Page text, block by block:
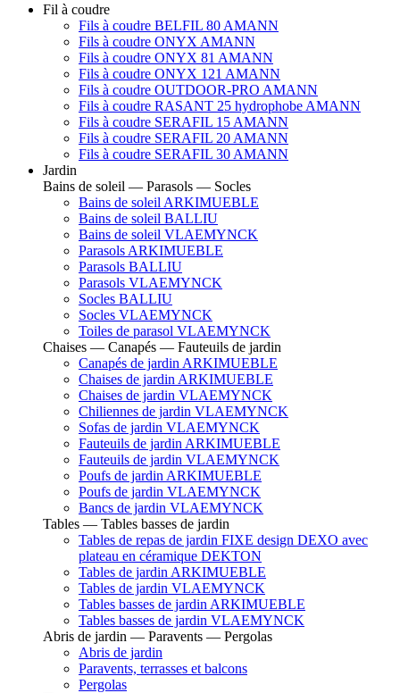
Fil à coudre
Fils à coudre BELFIL 80 AMANN
Fils à coudre ONYX AMANN
Fils à coudre ONYX 81 AMANN
Fils à coudre ONYX 121 AMANN
Fils à coudre OUTDOOR-PRO AMANN
Fils à coudre RASANT 25 hydrophobe AMANN
Fils à coudre SERAFIL 15 AMANN
Fils à coudre SERAFIL 20 AMANN
Fils à coudre SERAFIL 30 AMANN
Jardin
Bains de soleil — Parasols — Socles
Bains de soleil ARKIMUEBLE
Bains de soleil BALLIU
Bains de soleil VLAEMYNCK
Parasols ARKIMUEBLE
Parasols BALLIU
Parasols VLAEMYNCK
Socles BALLIU
Socles VLAEMYNCK
Toiles de parasol VLAEMYNCK
Chaises — Canapés — Fauteuils de jardin
Canapés de jardin ARKIMUEBLE
Chaises de jardin ARKIMUEBLE
Chaises de jardin VLAEMYNCK
Chiliennes de jardin VLAEMYNCK
Sofas de jardin VLAEMYNCK
Fauteuils de jardin ARKIMUEBLE
Fauteuils de jardin VLAEMYNCK
Poufs de jardin ARKIMUEBLE
Poufs de jardin VLAEMYNCK
Bancs de jardin VLAEMYNCK
Tables — Tables basses de jardin
Tables de repas de jardin FIXE design DEXO avec
plateau en céramique DEKTON
Tables de jardin ARKIMUEBLE
Tables de jardin VLAEMYNCK
Tables basses de jardin ARKIMUEBLE
Tables basses de jardin VLAEMYNCK
Abris de jardin — Paravents — Pergolas
Abris de jardin
Paravents, terrasses et balcons
Pergolas